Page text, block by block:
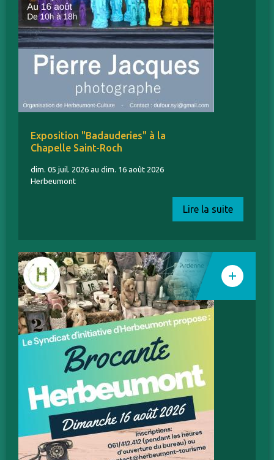
Exposition "Badauderies" à la
Chapelle Saint-Roch
dim. 05 juil. 2026 au dim. 16 août 2026
Herbeumont
Lire la suite